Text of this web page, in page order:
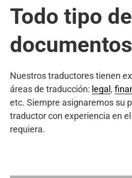
Todo tipo de
documentos
Nuestros traductores tienen
áreas de traducción: legal ,
etc. Siempre asignaremos su
traductor con experiencia en
requiera.